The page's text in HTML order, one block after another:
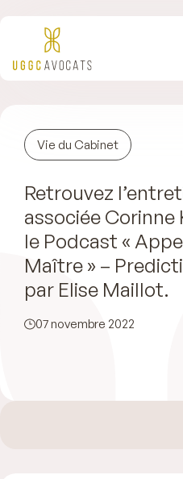
Vie du Cabinet
Retrouvez
associée Corinne
le Podcast «
Maître » –
par Elise Maillot.
07 novembre 2022